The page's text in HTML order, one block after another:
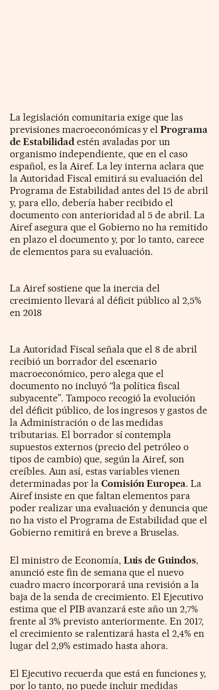
La legislación comunitaria exige que las
previsiones macroeconómicas y elPrograma
de Estabilidad estén avaladas por un
organismo independiente, que en el caso
español, es la Airef. La ley interna aclara que
la Autoridad Fiscal emitirá su evaluación del
Programa de Estabilidad antes del 15 de abril
y, para ello, debería haber recibido el
documento con anterioridad al 5 de abril. La
Airef asegura que el Gobierno no ha remitido
en plazo el documento y, por lo tanto, carece
de elementos para su evaluación.
La Airef sostiene que la inercia del
crecimiento llevará al déficit público al 2,5%
en 2018
La Autoridad Fiscal señala que el 8 de abril
recibió un borrador del escenario
macroeconómico, pero alega que el
documento no incluyó “la política fiscal
subyacente”. Tampoco recogió la evolución
del déficit público, de los ingresos y gastos de
la Administración o de las medidas
tributarias. El borrador sí contempla
supuestos externos (precio del petróleo o
tipos de cambio) que, según la Airef, son
creíbles. Aun así, estas variables vienen
determinadas por la Comisión Europea. La
Airef insiste en que faltan elementos para
poder realizar una evaluación y denuncia que
no ha visto el Programa de Estabilidad que el
Gobierno remitirá en breve a Bruselas.
El ministro de Economía, Luis de Guindos,
anunció este fin de semana que el nuevo
cuadro macro incorporará una revisión a la
baja de la senda de crecimiento. El Ejecutivo
estima que el PIB avanzará este año un 2,7%
frente al 3% previsto anteriormente. En 2017,
el crecimiento se ralentizará hasta el 2,4% en
lugar del 2,9% estimado hasta ahora.
El Ejecutivo recuerda que está en funciones y,
por lo tanto, no puede incluir medidas